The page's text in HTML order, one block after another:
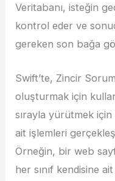
Veritabanı, isteğin
kontrol eder ve
gereken son bağa
Swift’te, Zincir
oluşturmak için
sırayla yürütmek için
ait işlemleri
Örneğin, bir web
her sınıf kendisine